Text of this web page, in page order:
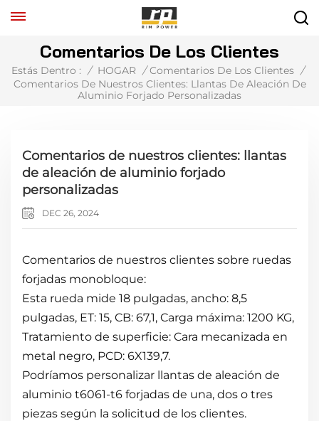
Comentarios De Los Clientes
Estás Dentro : / HOGAR / Comentarios De Los Clientes /
Comentarios De Nuestros Clientes: Llantas De Aleación De
Aluminio Forjado Personalizadas
Comentarios de nuestros clientes: llantas
de aleación de aluminio forjado
personalizadas
DEC 26, 2024
Comentarios de nuestros clientes sobre ruedas
forjadas monobloque:
Esta rueda mide 18 pulgadas, ancho: 8,5
pulgadas, ET: 15, CB: 67,1, Carga máxima: 1200 KG,
Tratamiento de superficie: Cara mecanizada en
metal negro, PCD: 6X139,7.
Podríamos personalizar llantas de aleación de
aluminio t6061-t6 forjadas de una, dos o tres
piezas según la solicitud de los clientes.